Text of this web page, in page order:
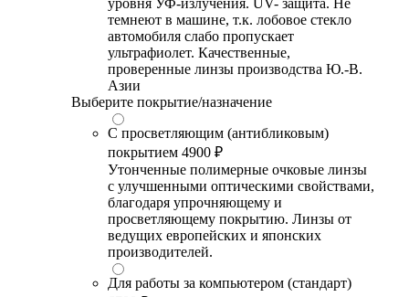
уровня УФ-излучения. UV- защита. Не
темнеют в машине, т.к. лобовое стекло
автомобиля слабо пропускает
ультрафиолет. Качественные,
проверенные линзы производства Ю.-В.
Азии
Выберите покрытие/назначение
С просветляющим (антибликовым)
покрытием 4900 ₽
Утонченные полимерные очковые линзы
с улучшенными оптическими свойствами,
благодаря упрочняющему и
просветляющему покрытию. Линзы от
ведущих европейских и японских
производителей.
Для работы за компьютером (стандарт)